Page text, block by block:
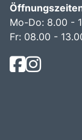
Mo-Do: 8.00 -
Fr: 08.00 -